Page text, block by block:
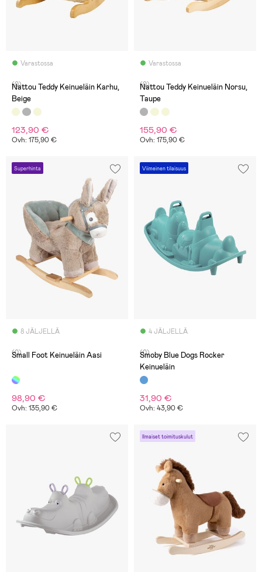
Varastossa
(0)
Nattou Teddy Keinueläin Karhu,
Beige
123,90 €
Ovh: 175,90 €
Varastossa
(0)
Nattou Teddy Keinueläin Norsu,
Taupe
155,90 €
Ovh: 175,90 €
Superhinta
8 JÄLJELLÄ
(0)
Small Foot Keinueläin Aasi
98,90 €
Ovh: 135,90 €
Viimeinen tilaisuus
4 JÄLJELLÄ
(0)
Smoby Blue Dogs Rocker
Keinueläin
31,90 €
Ovh: 43,90 €
Ilmaiset toimituskulut